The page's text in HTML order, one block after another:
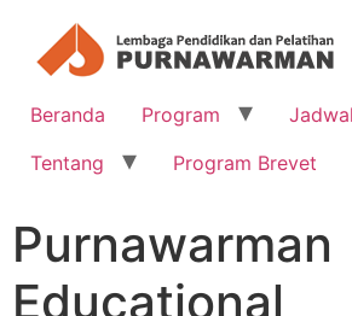
Beranda Program
Tentang
Program Brevet
Purnawarman
Educational